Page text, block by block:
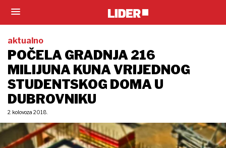
aktualno
POČELA GRADNJA 216
MILIJUNA KUNA VRIJEDNOG
STUDENTSKOG DOMA U
DUBROVNIKU
2. kolovoza 2018.